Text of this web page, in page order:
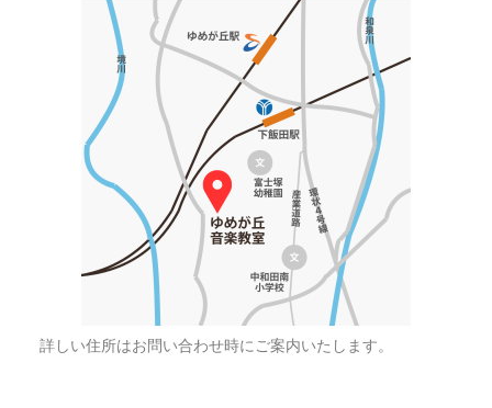
詳しい住所はお問い合わせ時にご案内いたします。